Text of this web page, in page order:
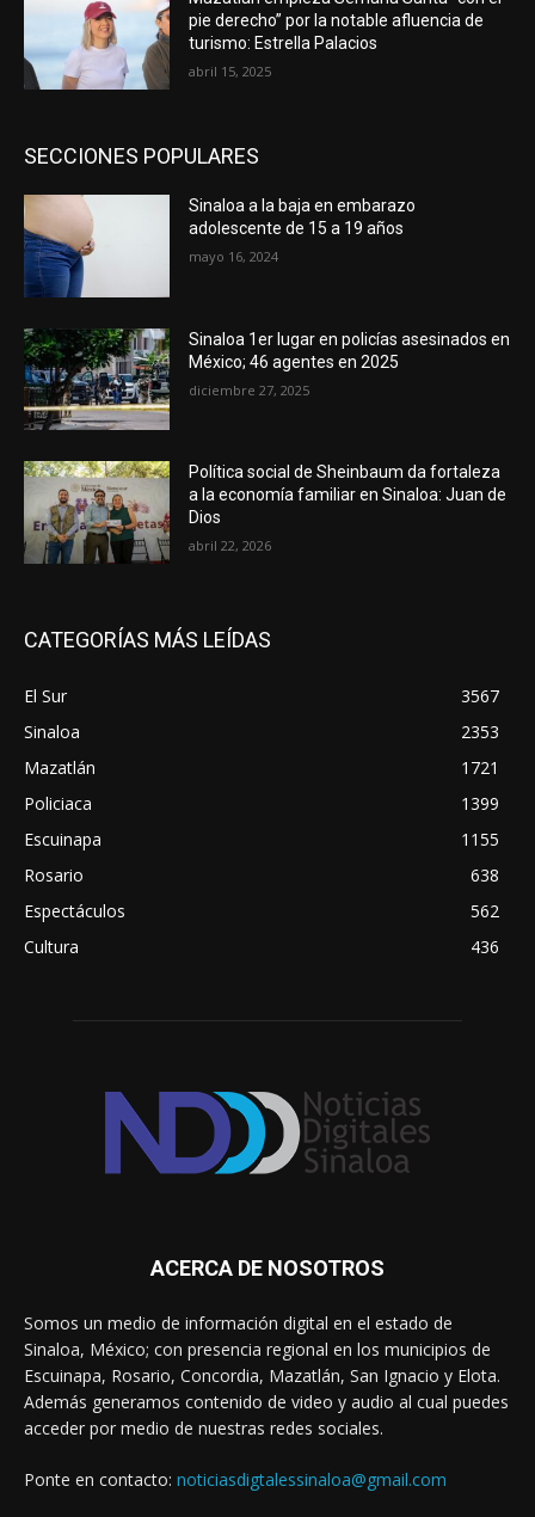
pie derecho” por la notable afluencia de
turismo: Estrella Palacios
abril 15, 2025
SECCIONES POPULARES
Sinaloa a la baja en embarazo
adolescente de 15 a 19 años
mayo 16, 2024
Sinaloa 1er lugar en policías asesinados en
México; 46 agentes en 2025
diciembre 27, 2025
Política social de Sheinbaum da fortaleza
a la economía familiar en Sinaloa: Juan de
Dios
abril 22, 2026
CATEGORÍAS MÁS LEÍDAS
El Sur
3567
Sinaloa
2353
Mazatlán
1721
Policiaca
1399
Escuinapa
1155
Rosario
638
Espectáculos
562
Cultura
436
ACERCA DE NOSOTROS
Somos un medio de información digital en el estado de
Sinaloa, México; con presencia regional en los municipios de
Escuinapa, Rosario, Concordia, Mazatlán, San Ignacio y Elota.
Además generamos contenido de video y audio al cual puedes
acceder por medio de nuestras redes sociales.
Ponte en contacto: noticiasdigtalessinaloa@gmail.com